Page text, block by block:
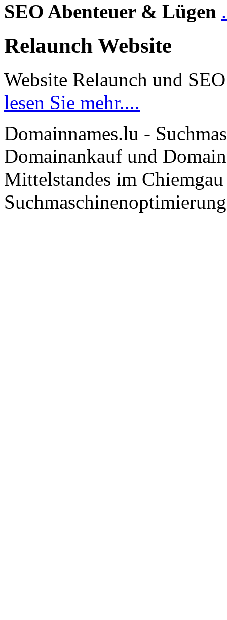
SEO Abenteuer & Lügen
Relaunch Website
Website Relaunch und SEO
lesen Sie mehr....
Domainnames.lu -
Domainankauf und
Mittelstandes im
Suchmaschinenoptimierung